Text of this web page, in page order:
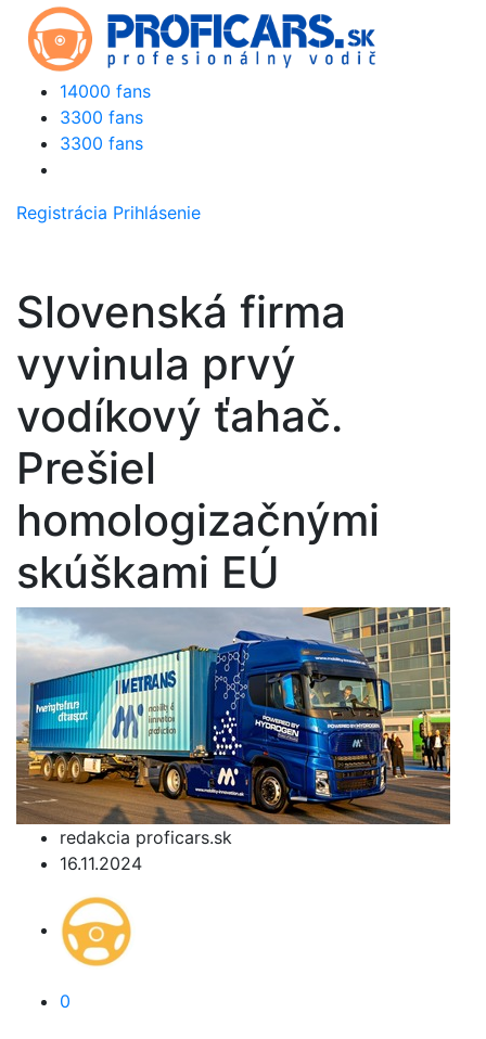
14000 fans
3300 fans
3300 fans
Registrácia Prihlásenie
Slovenská firma
vyvinula prvý
vodíkový ťahač.
Prešiel
homologizačnými
skúškami EÚ
redakcia proficars.sk
16.11.2024
0